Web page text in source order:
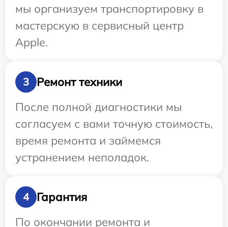
мы организуем транспортировку в
мастерскую в сервисный центр
Apple.
3
Ремонт техники
После полной диагностики мы
согласуем с вами точную стоимость,
время ремонта и займемся
устранением неполадок.
4
Гарантия
По окончании ремонта и